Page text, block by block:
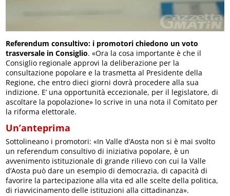
Referendum consultivo: i promotori chiedono un voto
trasversale in Consiglio. «Ora la cosa importante è che il
Consiglio regionale approvi la deliberazione per la
consultazione popolare e la trasmetta al Presidente della
Regione, che entro dieci giorni dovrà procedere alla sua
indizione. E’ una opportunità eccezionale, per il legislatore, di
ascoltare la popolazione» lo scrive in una nota il Comitato per
la riforma elettorale.
Un’anteprima
Sottolineano i promotori: «In Valle d’Aosta non si è mai svolto
un referendum consultivo di iniziativa popolare, è un
avvenimento istituzionale di grande rilievo con cui la Valle
d’Aosta può dare un esempio di democrazia, di capacità di
favorire la partecipazione alla vita ed alle scelte della politica,
di riavvicinamento delle istituzioni alla cittadinanza».